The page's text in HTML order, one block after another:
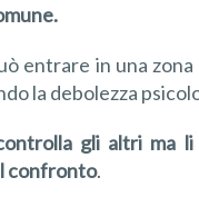
entrare in una
la debolezza
gli altri ma
confronto.